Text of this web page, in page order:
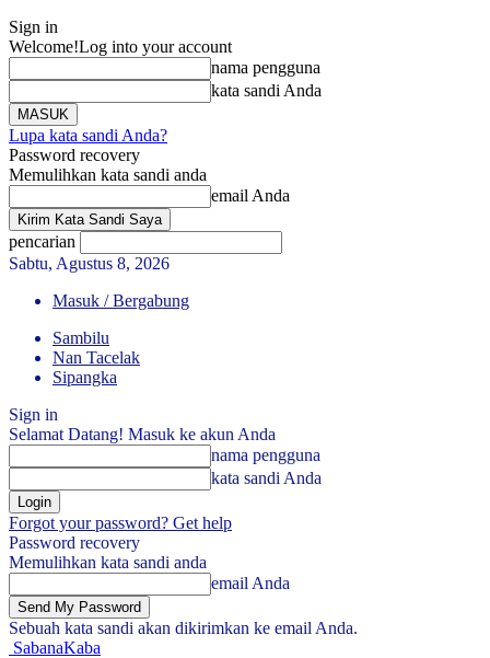
Sign in
Welcome!Log into your account
nama pengguna
kata sandi Anda
Lupa kata sandi Anda?
Password recovery
Memulihkan kata sandi anda
email Anda
pencarian
Sabtu, Agustus 8, 2026
Masuk / Bergabung
Sambilu
Nan Tacelak
Sipangka
Sign in
Selamat Datang! Masuk ke akun Anda
nama pengguna
kata sandi Anda
Forgot your password? Get help
Password recovery
Memulihkan kata sandi anda
email Anda
Sebuah kata sandi akan dikirimkan ke email Anda.
SabanaKaba